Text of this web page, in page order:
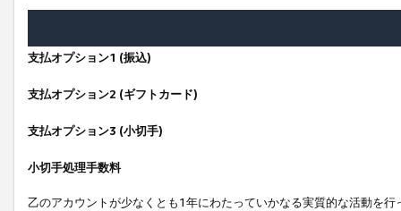
支払オプション1 (振込)
支払オプション2 (ギフトカード)
支払オプション3 (小切手)
小切手処理手数料
乙のアカウントが少なくとも1年にわたっていかなる実質的な活動を